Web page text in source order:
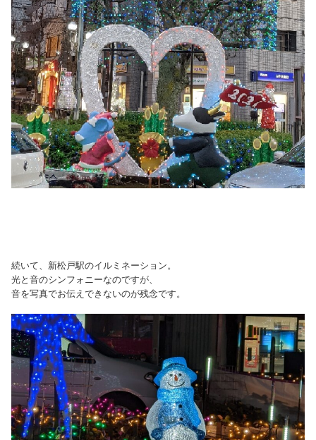
続いて、新松戸駅のイルミネーション。
光と音のシンフォニーなのですが、
音を写真でお伝えできないのが残念です。